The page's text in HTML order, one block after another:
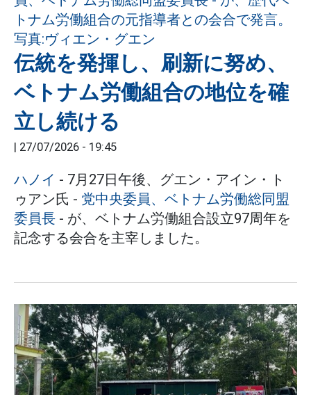
伝統を発揮し、刷新に努め、
ベトナム労働組合の地位を確
立し続ける
27/07/2026 - 19:45
ハノイ - 7月27日午後、グエン・アイン・ト
ゥアン氏 - 党中央委員、ベトナム労働総同盟
委員長 - が、ベトナム労働組合設立97周年を
記念する会合を主宰しました。